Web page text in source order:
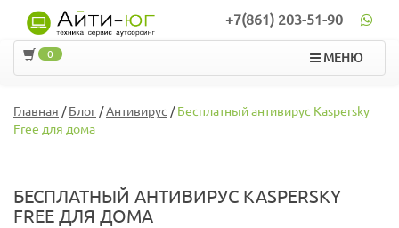
+7(861) 203-51-90
МЕНЮ
0
Главная /Блог/Антивирус /Бесплатный антивирус Kaspersky
Free для дома
БЕСПЛАТНЫЙ АНТИВИРУС KASPERSKY
FREE ДЛЯ ДОМА